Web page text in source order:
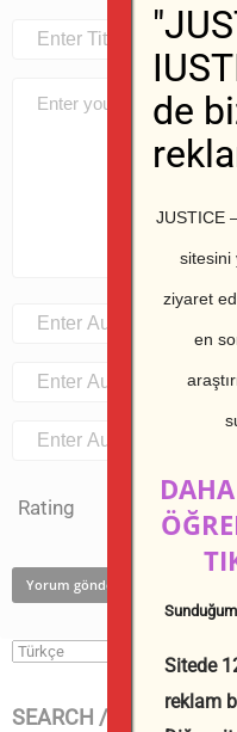
Rating
SEARCH / ТЪРСИ В
de
JUSTICE
sitesini
ziyaret
en
Sitede
reklam